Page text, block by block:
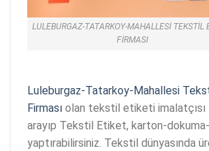
LULEBURGAZ-TATARKOY-MAHALLESI TEKSTIL
FIRMASI
Luleburgaz-Tatarkoy-Mahallesi
Firması olan tekstil etiketi imalatçısı
arayıp Tekstil Etiket, karton-
yaptırabilirsiniz. Tekstil dünyasında